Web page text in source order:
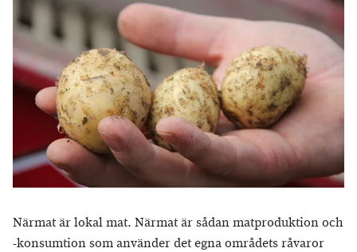
Närmat är lokal mat. Närmat är sådan matproduktion och
-konsumtion som använder det egna områdets råvaror